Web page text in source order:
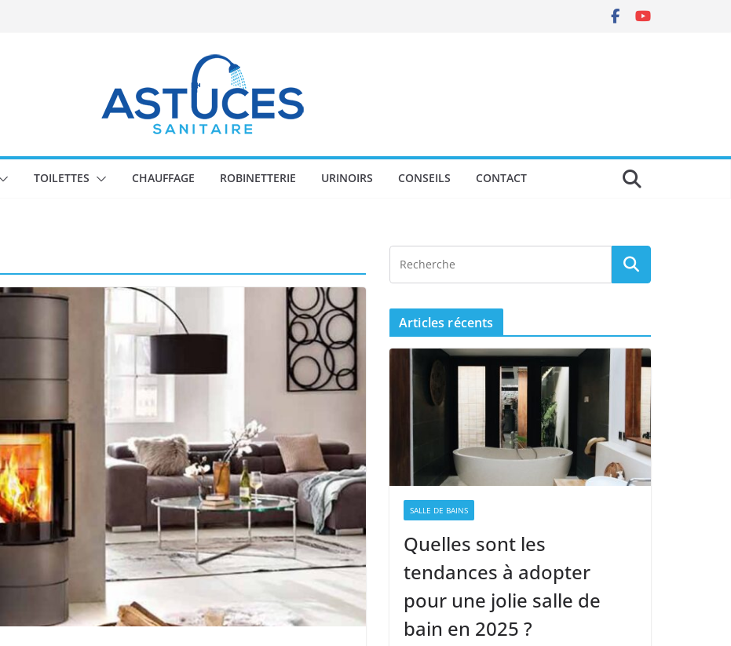
TOILETTES CHAUFFAGE ROBINETTERIE URINOIRS CONSEILS CONTACT
Articles récents
SALLE DE BAINS
Quelles sont les
tendances à adopter
pour une jolie salle de
bain en 2025 ?